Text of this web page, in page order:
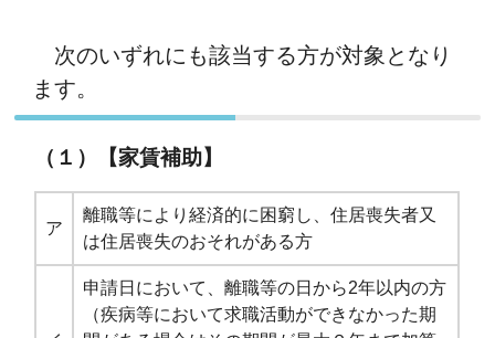
次のいずれにも該当する方が対象となり
ます。
（１）【家賃補助】
ア
離職等により経済的に困窮し、住居喪失者又
は住居喪失のおそれがある方
申請日において、離職等の日から2年以内の方
（疾病等において求職活動ができなかった期